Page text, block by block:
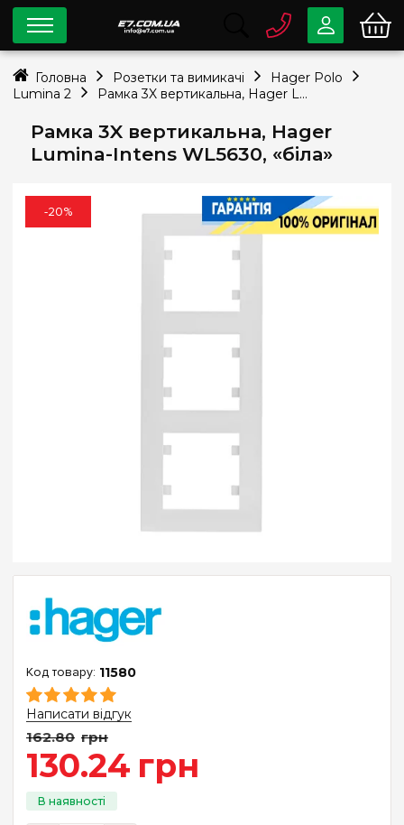
Рамка 3X вертикальна, Hager
Lumina-Intens WL5630, «біла»
-20%
11580
Написати відгук
162.80 грн
130.24 грн
0 80033-63-07
Безкоштовно
info@e7.com.ua
044334-79-78
Viber Telegram
Головна Розетки та вимикачі
Hager Polo
Lumina 2
Рамка 3X вертикальна, Hager Lumina-Intens WL5630, «біла»